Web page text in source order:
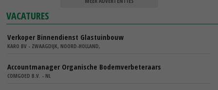
VACATURES
Verkoper Binnendienst Glastuinbouw
KARO BV - ZWAAGDIJK, NOORD-HOLLAND,
Accountmanager Organische Bodemverbeteraars
COMGOED B.V. - NL